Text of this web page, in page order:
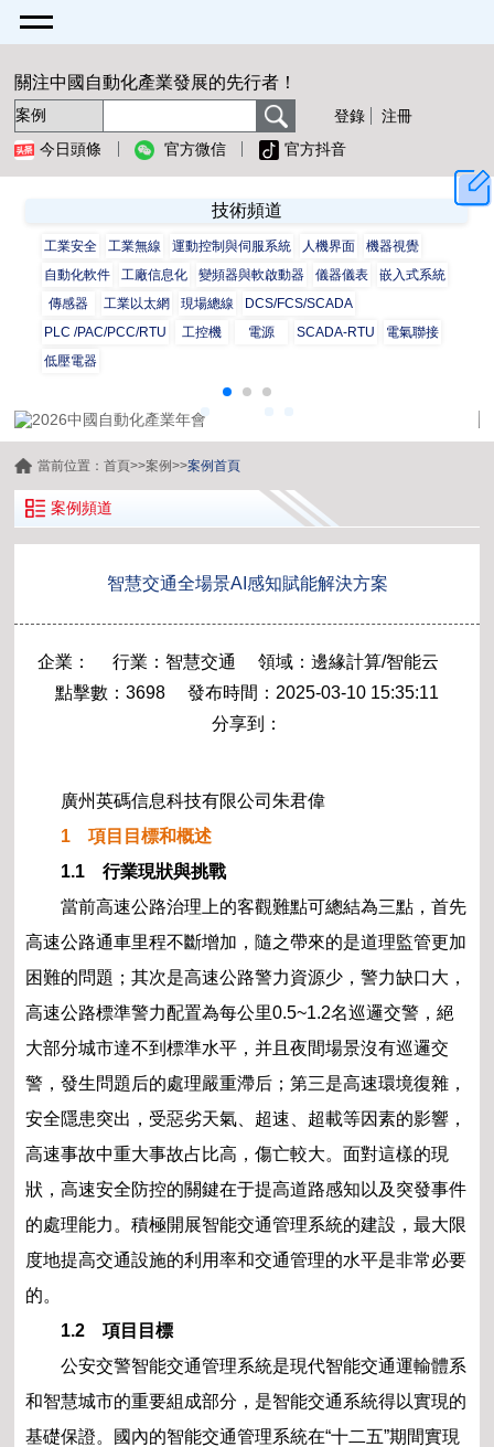
關注中國自動化產業發展的先行者！
登錄
注冊
今日頭條
官方微信 官方抖音
技術頻道
工業安全 工業無線 運動控制與伺服系統 人機界面
機器視覺
自動化軟件
工廠信息化 變頻器與軟啟動器 儀器儀表
嵌入式系統
傳感器
工業以太網 現場總線
DCS/FCS/SCADA
PLC /PAC/PCC/RTU
工控機 電源 SCADA-RTU
電氣聯接
低壓電器
當前位置：首頁>>案例>>案例首頁
案例頻道
智慧交通全場景AI感知賦能解決方案
企業：
行業：智慧交通 領域：邊緣計算/智能云
點擊數：3698 發布時間：2025-03-10 15:35:11
分享到：
廣州英碼信息科技有限公司朱君偉
1 項目目標和概述
1.1 行業現狀與挑戰
當前高速公路治理上的客觀難點可總結為三點，首先
高速公路通車里程不斷增加，隨之帶來的是道理監管更加
困難的問題；其次是高速公路警力資源少，警力缺口大，
高速公路標準警力配置為每公里0.5~1.2名巡邏交警，絕
大部分城市達不到標準水平，并且夜間場景沒有巡邏交
警，發生問題后的處理嚴重滯后；第三是高速環境復雜，
安全隱患突出，受惡劣天氣、超速、超載等因素的影響，
高速事故中重大事故占比高，傷亡較大。面對這樣的現
狀，高速安全防控的關鍵在于提高道路感知以及突發事件
的處理能力。積極開展智能交通管理系統的建設，最大限
度地提高交通設施的利用率和交通管理的水平是非常必要
的。
1.2 項目目標
公安交警智能交通管理系統是現代智能交通運輸體系
和智慧城市的重要組成部分，是智能交通系統得以實現的
基礎保證。國內的智能交通管理系統在“十二五”期間實現